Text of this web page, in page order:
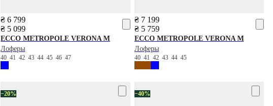
₴ 6 799
₴ 5 099
ECCO METROPOLE VERONA M
Лоферы
4041424344454647
₴ 7 199
₴ 5 759
ECCOMETROPOLE VERONA M
Лоферы
40 41 42 43 44 45
−20% −40%